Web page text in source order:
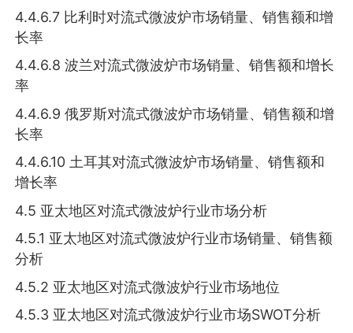
4.4.6.7 比利时对流式微波炉市场销量、销售额和增
长率
4.4.6.8 波兰对流式微波炉市场销量、销售额和增长
率
4.4.6.9 俄罗斯对流式微波炉市场销量、销售额和增
长率
4.4.6.10 土耳其对流式微波炉市场销量、销售额和
增长率
4.5 亚太地区对流式微波炉行业市场分析
4.5.1 亚太地区对流式微波炉行业市场销量、销售额
分析
4.5.2 亚太地区对流式微波炉行业市场地位
4.5.3 亚太地区对流式微波炉行业市场SWOT分析